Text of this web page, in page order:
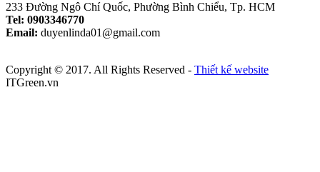
233 Đường Ngô Chí Quốc, Phường Bình Chiểu, Tp. HCM
Tel: 0903346770
Email: duyenlinda01@gmail.com
Copyright © 2017. All Rights Reserved - Thiết kế website
ITGreen.vn